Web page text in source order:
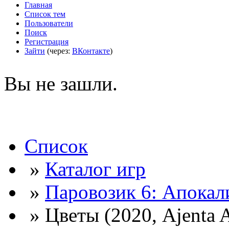
Главная
Список тем
Пользователи
Поиск
Регистрация
Зайти (через: ВКонтакте)
Вы не зашли.
Список
» Каталог игр
» Паровозик 6:
» Цветы (2020, Ajenta